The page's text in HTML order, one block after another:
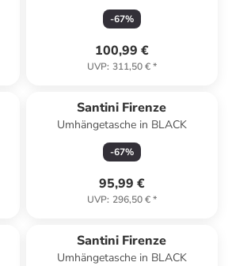
-67%
100,99 €
UVP: 311,50 €*
Santini Firenze
Umhängetasche in BLACK
-67%
95,99 €
UVP: 296,50 €*
Santini Firenze
Umhängetasche in BLACK